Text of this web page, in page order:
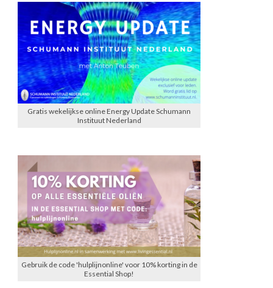
Gratis wekelijkse online Energy Update Schumann
Instituut Nederland
Gebruik de code 'hulplijnonline' voor 10% korting in de
Essential Shop!